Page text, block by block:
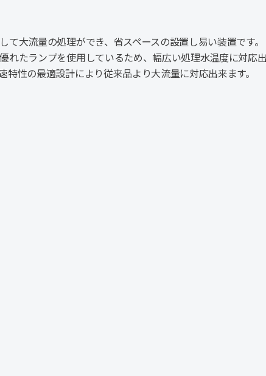
て大流量の処理ができ、省スペースの設置し易い装置です。
れたランプを使用しているため、幅広い処理水温度に対応出
特性の最適設計により従来品より大流量に対応出来ます。